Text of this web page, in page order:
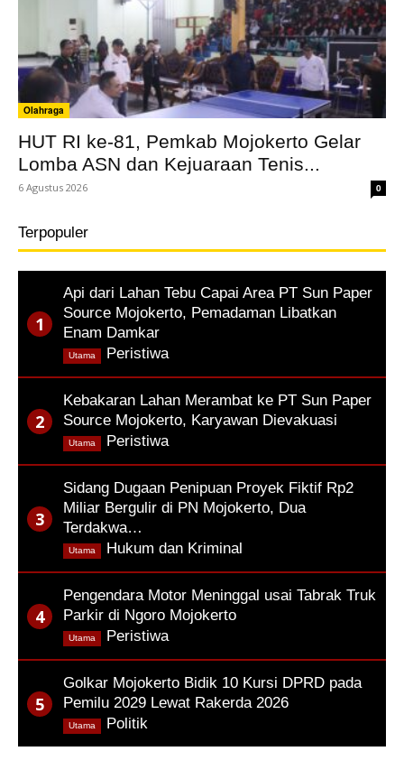
Olahraga
HUT RI ke-81, Pemkab Mojokerto Gelar
Lomba ASN dan Kejuaraan Tenis...
6 Agustus 2026 0
Terpopuler
Api dari Lahan Tebu Capai Area PT Sun Paper
Source Mojokerto, Pemadaman Libatkan
Enam Damkar
Peristiwa,
Utama
Kebakaran Lahan Merambat ke PT Sun Paper
Source Mojokerto, Karyawan Dievakuasi
Peristiwa,
Utama
Sidang Dugaan Penipuan Proyek Fiktif Rp2
Miliar Bergulir di PN Mojokerto, Dua
Terdakwa…
Hukum dan Kriminal
Utama
Pengendara Motor Meninggal usai Tabrak Truk
Parkir di Ngoro Mojokerto
Peristiwa,
Utama
Golkar Mojokerto Bidik 10 Kursi DPRD pada
Pemilu 2029 Lewat Rakerda 2026
Politik
Utama